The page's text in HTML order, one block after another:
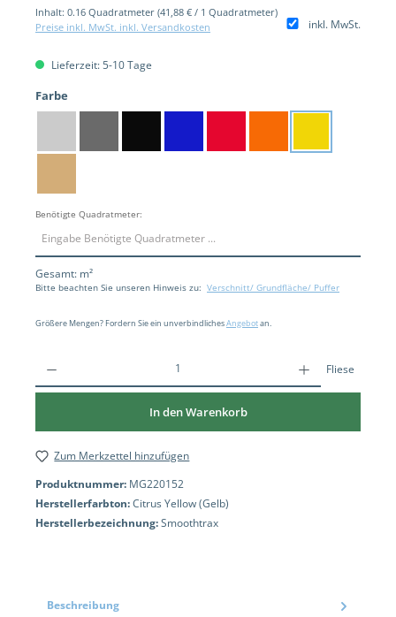
Inhalt: 0.16 Quadratmeter (41,88 € / 1 Quadratmeter)
inkl. MwSt.
Preise inkl. MwSt. inkl. Versandkosten
Lieferzeit: 5-10 Tage
Farbe
Benötigte Quadratmeter:
Gesamt: m²
Bitte beachten Sie unseren Hinweis zu: Verschnitt/ Grundfläche/ Puffer
Größere Mengen? Fordern Sie ein unverbindlichesAngebotan.
Fliese
In den Warenkorb
Zum Merkzettel hinzufügen
Produktnummer: MG220152
Herstellerfarbton:Citrus Yellow (Gelb)
Herstellerbezeichnung:Smoothtrax
Beschreibung